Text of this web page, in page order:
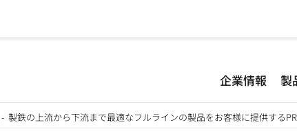
企業情報 製
-製鉄の上流から下流まで最適なフルラインの製品をお客様に提供する